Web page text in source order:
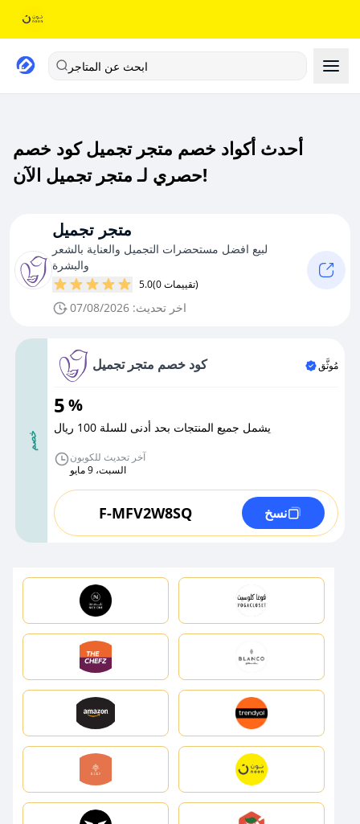
ابحث عن المتاجر
أحدث أكواد خصم متجر تجميل كود خصم
حصري لـ متجر تجميل الآن!
متجر تجميل
لبيع افضل مستحضرات التجميل والعناية بالشعر
والبشرة
5.0 (0 تقييمات)
اخر تحديث: 07/08/2026
خصم
كود خصم متجر تجميل مُوثَّق
5%
يشمل جميع المنتجات بحد أدنى للسلة 100 ريال
آخر تحديث للكوبون
السبت، 9 مايو
F-MFV2W8SQ نسخ